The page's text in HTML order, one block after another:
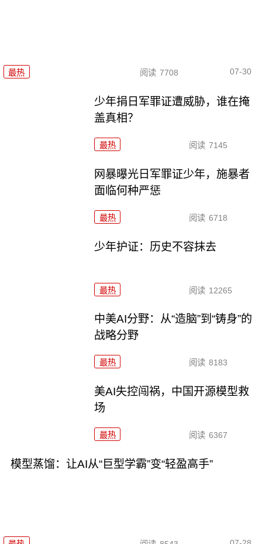
最热 阅读 7708 07-30
少年捐日军罪证遭威胁，谁在掩
盖真相？
最热 阅读 7145
网暴曝光日军罪证少年，施暴者
面临何种严惩
最热 阅读 6718
少年护证：历史不容抹去
最热 阅读 12265
中美AI分野：从“造脑”到“铸身”的
战略分野
最热 阅读 8183
美AI失控闯祸，中国开源模型救
场
最热 阅读 6367
模型蒸馏：让AI从“巨型学霸”变“轻盈高手”